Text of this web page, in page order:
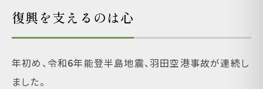
復興を支えるのは心
年初め、令和6年能登半島地震、羽田空港事故が連続し
ました。